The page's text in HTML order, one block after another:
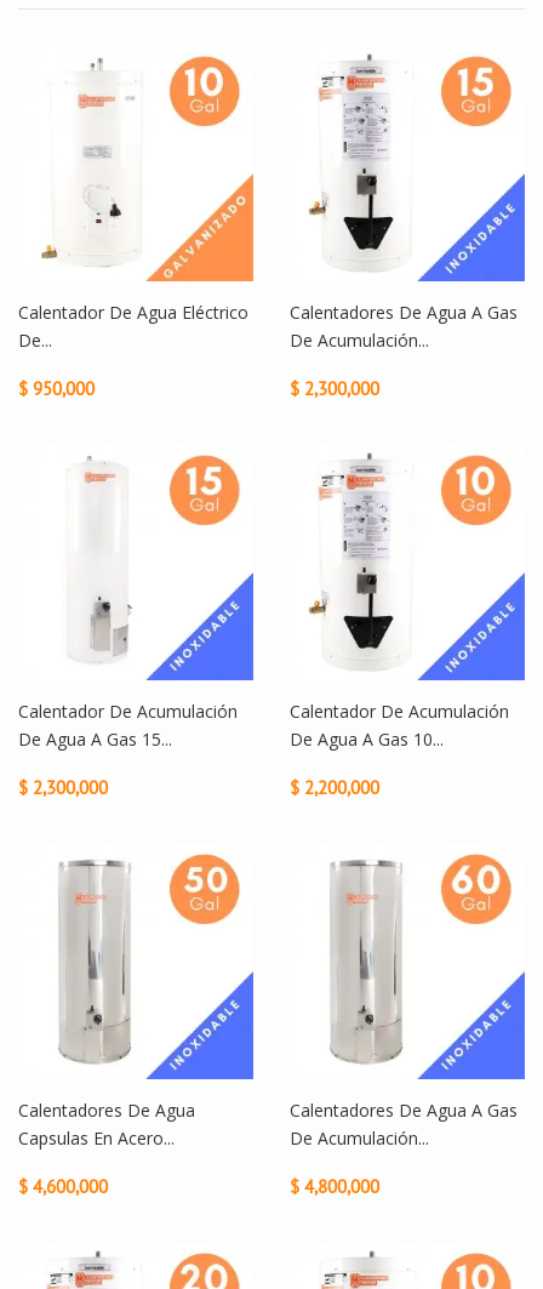
Calentador De Agua Eléctrico
De...
$ 950,000
Calentadores De Agua A Gas
De Acumulación...
$ 2,300,000
Calentador De Acumulación
De Agua A Gas 15...
$ 2,300,000
Calentador De Acumulación
De Agua A Gas 10...
$ 2,200,000
Calentadores De Agua
Capsulas En Acero...
$ 4,600,000
Calentadores De Agua A Gas
De Acumulación...
$ 4,800,000